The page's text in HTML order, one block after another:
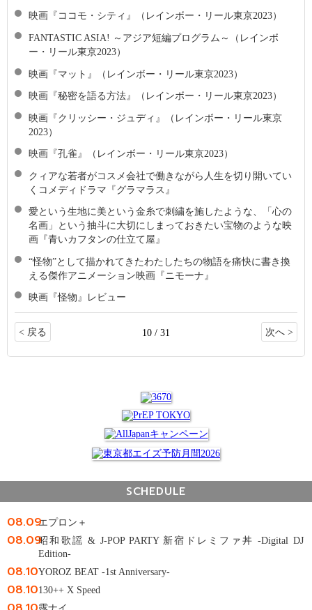
映画『ココモ・シティ』（レインボー・リール東京2023）
FANTASTIC ASIA! ～アジア短編プログラム～（レインボ
ー・リール東京2023）
映画『マット』（レインボー・リール東京2023）
映画『秘密を語る方法』（レインボー・リール東京2023）
映画『クリッシー・ジュディ』（レインボー・リール東京
2023）
映画『孔雀』（レインボー・リール東京2023）
クィアな若者がコスメ会社で働きながら人生を切り開いてい
くコメディドラマ『グラマラス』
愛という生地に美という金糸で刺繍を施したような、「心の
名画」という抽斗に大切にしまっておきたい宝物のような映
画『青いカフタンの仕立て屋』
“怪物”として描かれてきたわたしたちの物語を痛快に書き換
える傑作アニメーション映画『ニモーナ』
映画『怪物』レビュー
< 戻る 10 / 31 次へ >
SCHEDULE
08.09エプロン＋
08.09昭和歌謡 & J-POP PARTY 新宿ドレミファ丼 -Digital DJ
Edition-
08.10YOROZ BEAT -1st Anniversary-
08.10130++ X Speed